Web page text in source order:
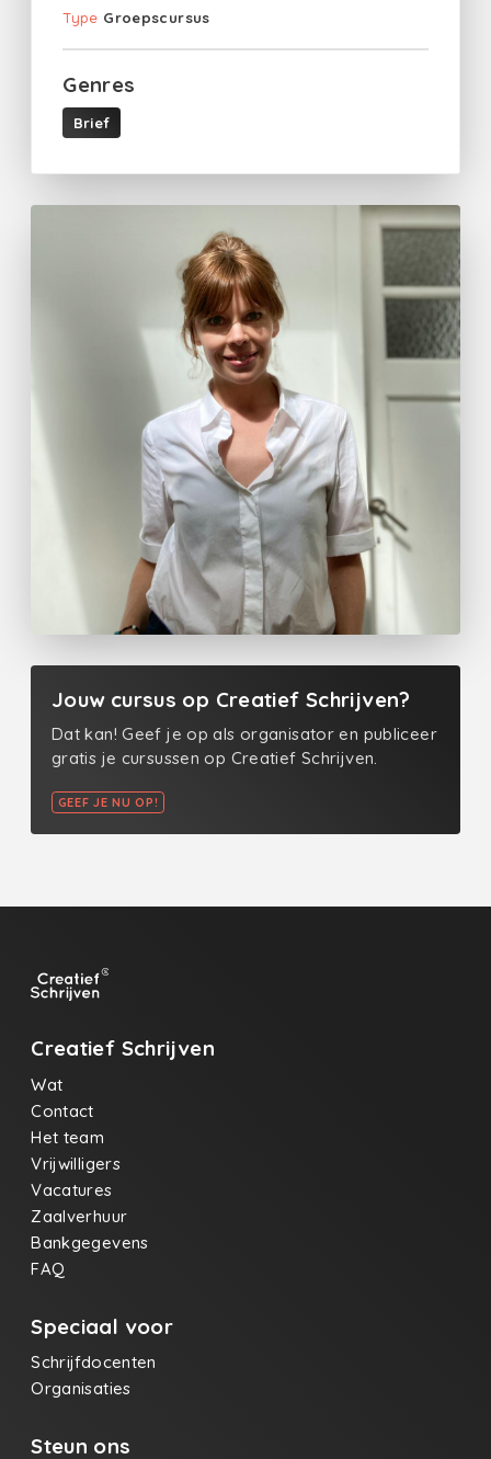
Type Groepscursus
Genres
Brief
Jouw cursus op Creatief Schrijven?
Dat kan! Geef je op als organisator en publiceer
gratis je cursussen op Creatief Schrijven.
GEEF JE NU OP!
Creatief Schrijven
Wat
Contact
Het team
Vrijwilligers
Vacatures
Zaalverhuur
Bankgegevens
FAQ
Speciaal voor
Schrijfdocenten
Organisaties
Steun ons